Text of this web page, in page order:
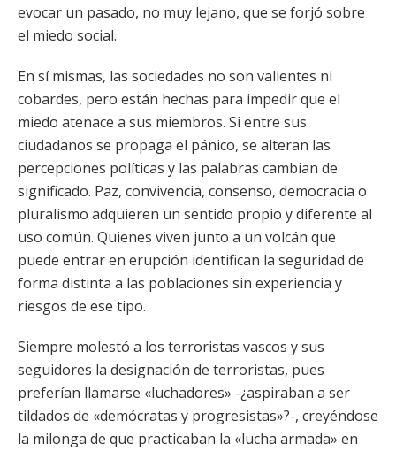
evocar un pasado, no muy lejano, que se forjó sobre
el miedo social.
En sí mismas, las sociedades no son valientes ni
cobardes, pero están hechas para impedir que el
miedo atenace a sus miembros. Si entre sus
ciudadanos se propaga el pánico, se alteran las
percepciones políticas y las palabras cambian de
significado. Paz, convivencia, consenso, democracia o
pluralismo adquieren un sentido propio y diferente al
uso común. Quienes viven junto a un volcán que
puede entrar en erupción identifican la seguridad de
forma distinta a las poblaciones sin experiencia y
riesgos de ese tipo.
Siempre molestó a los terroristas vascos y sus
seguidores la designación de terroristas, pues
preferían llamarse «luchadores» -¿aspiraban a ser
tildados de «demócratas y progresistas»?-, creyéndose
la milonga de que practicaban la «lucha armada» en